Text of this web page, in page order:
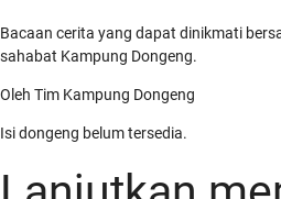
Bacaan cerita yang dapat dinikmati
sahabat Kampung Dongeng.
Oleh Tim Kampung Dongeng
Isi dongeng belum tersedia.